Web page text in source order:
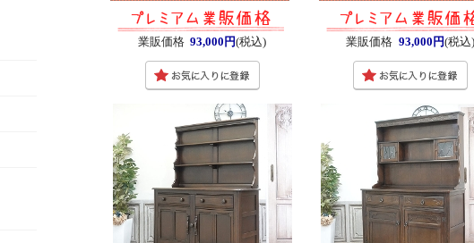
業販価格 93,000円(税込) 業販価格 93,000円(税込)